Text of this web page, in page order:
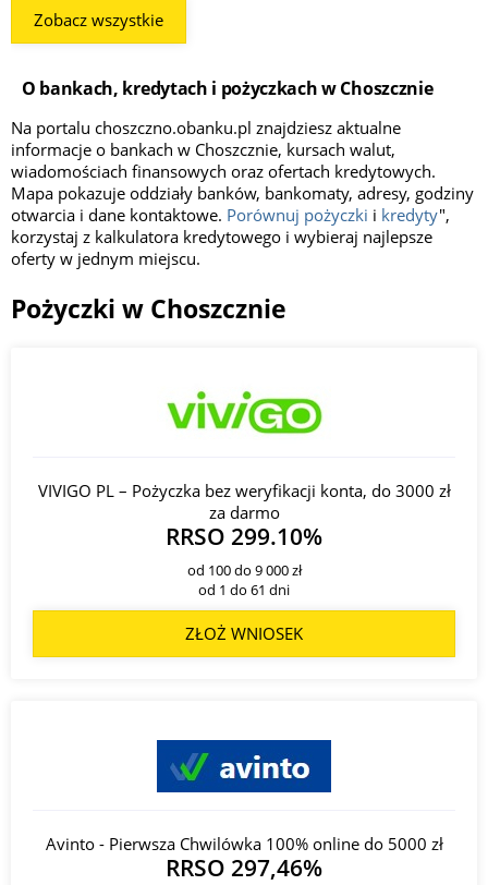
Zobacz wszystkie
O bankach, kredytach i pożyczkach w Choszcznie
Na portalu choszczno.obanku.pl znajdziesz aktualne
informacje o bankach w Choszcznie, kursach walut,
wiadomościach finansowych oraz ofertach kredytowych.
Mapa pokazuje oddziały banków, bankomaty, adresy, godziny
otwarcia i dane kontaktowe. Porównuj pożyczki i kredyty",
korzystaj z kalkulatora kredytowego i wybieraj najlepsze
oferty w jednym miejscu.
Pożyczki w Choszcznie
VIVIGO PL – Pożyczka bez weryfikacji konta, do 3000 zł
za darmo
RRSO 299.10%
od 100 do 9 000 zł
od 1 do 61 dni
ZŁOŻ WNIOSEK
Avinto - Pierwsza Chwilówka 100% online do 5000 zł
RRSO 297,46%